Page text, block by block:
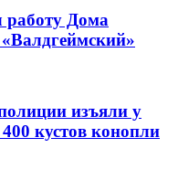
работу Дома
изъяли у
кустов конопли